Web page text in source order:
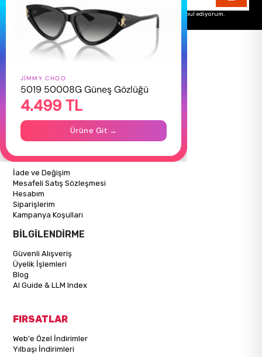
Üyelik koşullarınıvekişisel verileriminkorunmasını kabul ediyorum.
HAKKIMIZDA
Hakkımızda
Gizlilik Politikası
İletişim
Mağazalarımız
ALIŞVERİŞ BİLGİLERİ
İade ve Değişim
Mesafeli Satış Sözleşmesi
Hesabım
Siparişlerim
Kampanya Koşulları
BİLGİLENDİRME
Güvenli Alışveriş
Üyelik İşlemleri
Blog
AI Guide & LLM Index
FIRSATLAR
Web'e Özel İndirimler
Yılbaşı İndirimleri
JIMMY CHOO
5019 50008G Güneş Gözlüğü
4.499 TL
Ürüne Git →